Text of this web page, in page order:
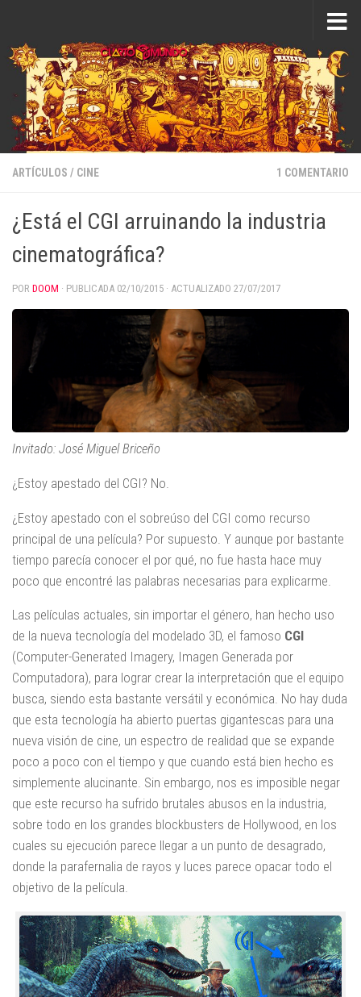
ARTÍCULOS / CINE 1 COMENTARIO
¿Está el CGI arruinando la industria
cinematográfica?
POR DOOM · PUBLICADA 02/10/2015 · ACTUALIZADO 27/07/2017
Invitado: José Miguel Briceño
¿Estoy apestado del CGI? No.
¿Estoy apestado con el sobreúso del CGI como recurso
principal de una película? Por supuesto. Y aunque por bastante
tiempo parecía conocer el por qué, no fue hasta hace muy
poco que encontré las palabras necesarias para explicarme.
Las películas actuales, sin importar el género, han hecho uso
de la nueva tecnología del modelado 3D, el famoso CGI
(Computer-Generated Imagery, Imagen Generada por
Computadora), para lograr crear la interpretación que el equipo
busca, siendo esta bastante versátil y económica. No hay duda
que esta tecnología ha abierto puertas gigantescas para una
nueva visión de cine, un espectro de realidad que se expande
poco a poco con el tiempo y que cuando está bien hecho es
simplemente alucinante. Sin embargo, nos es imposible negar
que este recurso ha sufrido brutales abusos en la industria,
sobre todo en los grandes blockbusters de Hollywood, en los
cuales su ejecución parece llegar a un punto de desagrado,
donde la parafernalia de rayos y luces parece opacar todo el
objetivo de la película.